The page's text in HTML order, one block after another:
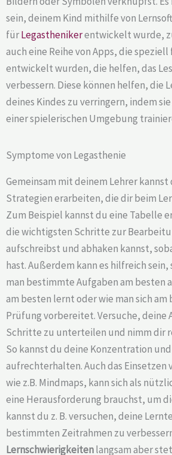
sein, deinem Kind mithilfe von
fürLegasthenikerentwickelt wurde,
auch eine Reihe von Apps, die speziell
entwickelt wurden, die helfen, das
verbessern. Diese können helfen, die
deines Kindes zu verringern, indem
einer spielerischen Umgebung
Symptome von Legasthenie
Gemeinsam mit deinem Lehrer
Strategien erarbeiten, die dir beim
Zum Beispiel kannst du eine Tabelle
die wichtigsten Schritte zur
aufschreibst und abhaken kannst,
hast. Außerdem kann es hilfreich sein,
man bestimmte Aufgaben am besten
am besten lernt oder wie man sich am
Prüfung vorbereitet. Versuche, deine
Schritte zu unterteilen und nimm dir
So kannst du deine Konzentration
aufrechterhalten. Auch das
wie z.B. Mindmaps, kann sich als
eine Herausforderung brauchst, um
kannst du z. B. versuchen, deine
bestimmten Zeitrahmen zu
Lernschwierigkeitenlangsam aber